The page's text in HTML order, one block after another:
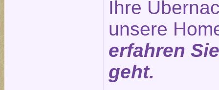
Ihre
unsere
erfahren
geht.